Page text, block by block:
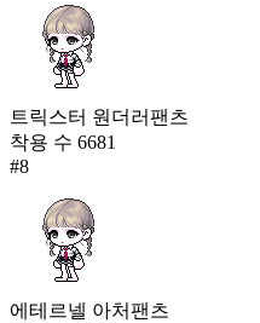
트릭스터 원더러팬츠
착용 수 6681
#8
에테르넬 아처팬츠